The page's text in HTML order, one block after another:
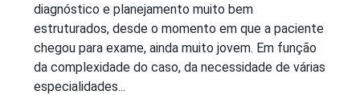
diagnóstico e planejamento muito bem
estruturados, desde o momento em que a paciente
chegou para exame, ainda muito jovem. Em função
da complexidade do caso, da necessidade de várias
especialidades...